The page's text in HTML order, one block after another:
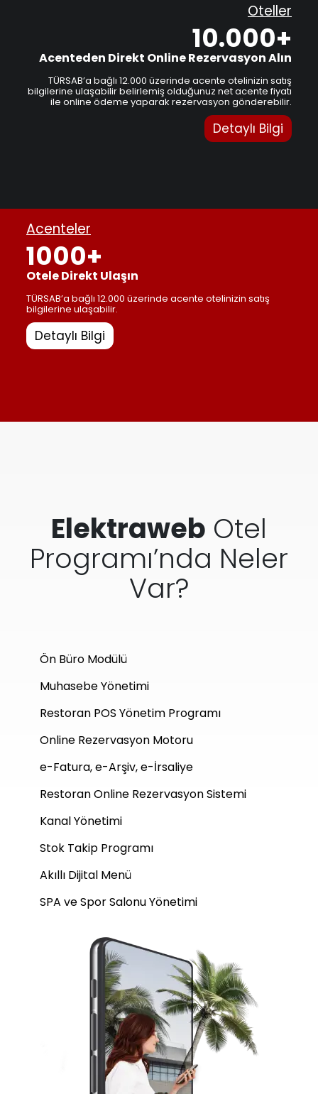
Oteller
10.000+
Acenteden Direkt Online Rezervasyon Alın
TÜRSAB’a bağlı 12.000 üzerinde acente otelinizin satış
bilgilerine ulaşabilir belirlemiş olduğunuz net acente fiyatı
ile online ödeme yaparak rezervasyon gönderebilir.
Detaylı Bilgi
Acenteler
1000+
Otele Direkt Ulaşın
TÜRSAB’a bağlı 12.000 üzerinde acente otelinizin satış
bilgilerine ulaşabilir.
Detaylı Bilgi
Elektraweb Otel
Programı’nda Neler
Var?
Ön Büro Modülü
Muhasebe Yönetimi
Restoran POS Yönetim Programı
Online Rezervasyon Motoru
e-Fatura, e-Arşiv, e-İrsaliye
Restoran Online Rezervasyon Sistemi
Kanal Yönetimi
Stok Takip Programı
Akıllı Dijital Menü
SPA ve Spor Salonu Yönetimi